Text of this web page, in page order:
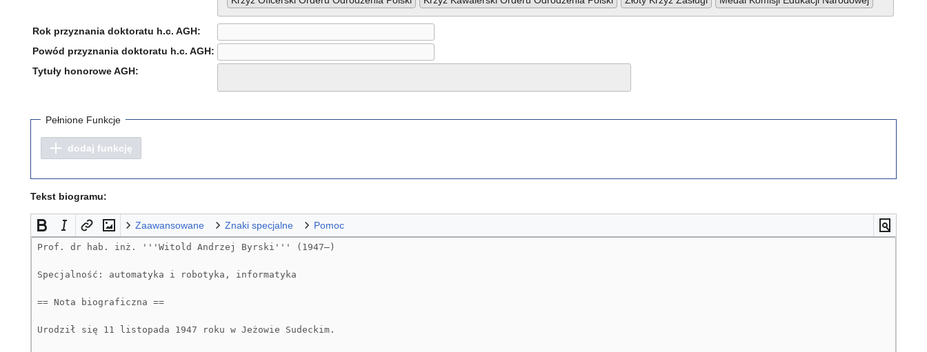
Rok przyznania doktoratu h.c. AGH:
Powód przyznania doktoratu h.c. AGH:
Tytuły honorowe AGH:
Pełnione Funkcje
dodaj funkcję
Tekst biogramu:
Zaawansowane Znaki specjalne Pomoc